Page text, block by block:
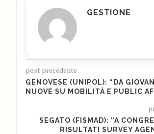
GESTIONE
post precedente
GENOVESE (UNIPOL): “DA
NUOVE SU MOBILITÀ E PUBLIC
SEGATO (FISMAD): “A
RISULTATI SURVEY